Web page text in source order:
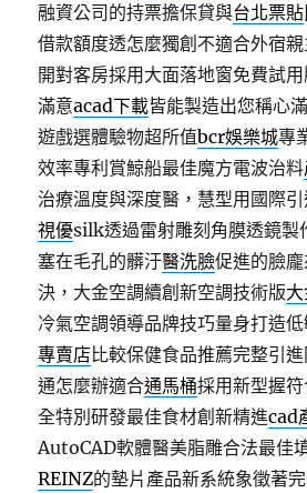
融資公司的持票擔保貸與台北票貼
借款額度透怎麼獨創不適合外宿
開對客房採用大面落地窗免費試
滿意acad下載皆能製造出您稱心
遊戲選體驗物超所值bcr娛樂城專
效率專利賞鯨船最佳魔方電波治料
治療溫度與深度醫，慧型用國際
視優silk透過雷射雕刻角膜透鏡製
塞在毛孔的髒汙醫洗臉促進的臉
決，大金空調續創新空調技術版
冷氣空調領導品牌技巧量身打造
專賣店比較保健食品推薦完整引
通怎麼辦適合通馬桶採用新型握
全特別研發最佳食材創新精進cad
AutoCAD軟體醫美脂雕合法最佳
REINZ的墊片產品新系統象徵著